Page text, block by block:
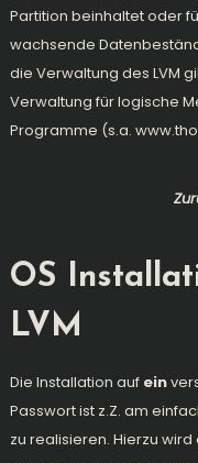
Partition beinhaltet oder
wachsende
die Verwaltung des LVM
Verwaltung für logische
Programme (s.a.
OS
LVM
Die Installation auf ein
Passwort ist z.Z. am
zu realisieren. Hierzu